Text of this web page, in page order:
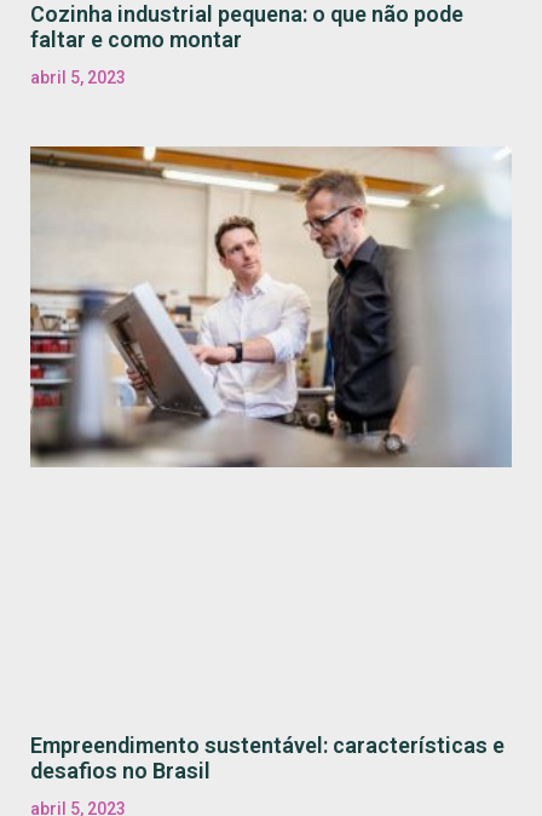
Cozinha industrial pequena: o que não pode
faltar e como montar
abril 5, 2023
Empreendimento sustentável: características e
desafios no Brasil
abril 5, 2023